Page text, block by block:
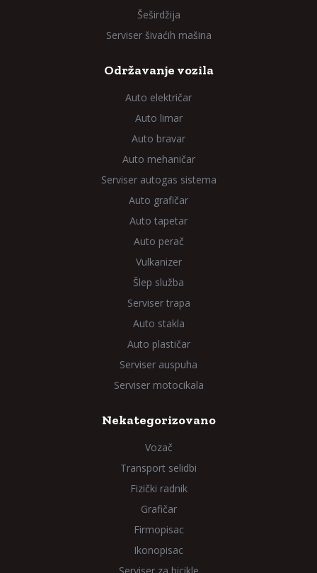
Šeširdžija
Serviser šivaćih mašina
Održavanje vozila
Auto električar
Auto limar
Auto bravar
Auto mehaničar
Serviser autogas sistema
Auto grafičar
Auto tapetar
Auto perač
Vulkanizer
Šlep služba
Serviser trapa
Auto stakla
Auto plastičar
Serviser auspuha
Serviser motocikala
Nekategorizovano
Vozač
Transport selidbi
Fizički radnik
Grafičar
Firmopisac
Ikonopisac